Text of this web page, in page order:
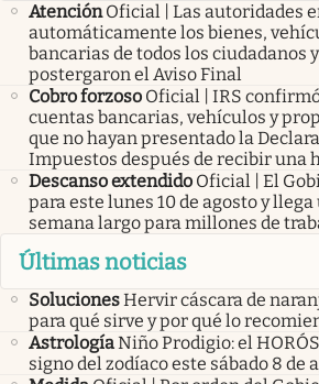
Atención Oficial | Las autoridades
automáticamente los bienes,
bancarias de todos los ciudadanos
postergaron el Aviso Final
Cobro forzoso Oficial | IRS
cuentas bancarias, vehículos y
que no hayan presentado la
Impuestos después de recibir una
Descanso extendido Oficial | El
para este lunes 10 de agosto y
semana largo para millones de
Últimas noticias
SolucionesHervir cáscara de
para qué sirve y por qué lo
AstrologíaNiño Prodigio: el
signo del zodíaco este sábado 8 de